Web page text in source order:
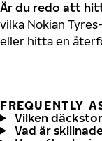
Är du redo att
vilka Nokian
eller hitta en
FREQUENTLY
Vilken
Vad är